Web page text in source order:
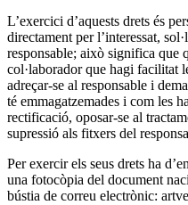
L’exercici d’aquests drets és
directament per l’interessat,
responsable; això significa que
col·laborador que hagi facilitat
adreçar-se al responsable i
té emmagatzemades i com les
rectificació, oposar-se al
supressió als fitxers del
Per exercir els seus drets ha
una fotocòpia del document
bústia de correu electrònic: